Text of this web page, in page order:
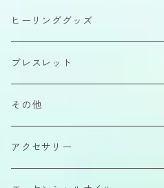
カボション
さざれ石
ポマンダー
クイントエッセンス
エアーコンディショナー
カラーエッセンス
ヒーリンググッズ
ブレスレット
その他
アクセサリー